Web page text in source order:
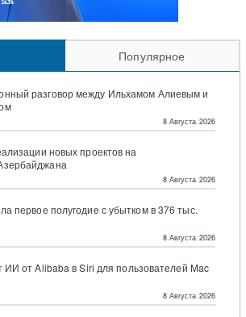
Популярное
разговор между Ильхамом Алиевым и
8 Августа 2026
новых проектов на
8 Августа 2026
первое полугодие с убытком в 376 тыс.
8 Августа 2026
ИИ от Alibaba в Siri для пользователей Mac
8 Августа 2026